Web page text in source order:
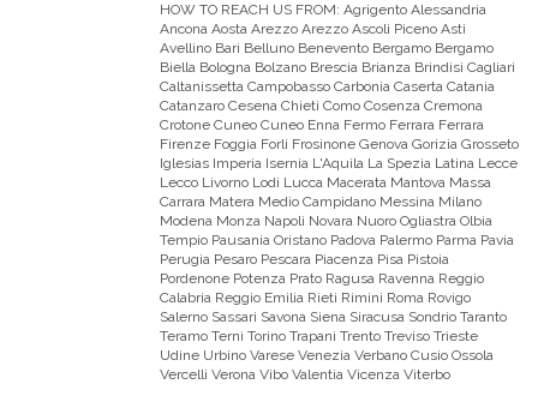
HOW TO REACH US FROM: Agrigento Alessandria
Ancona Aosta Arezzo Arezzo Ascoli Piceno Asti
Avellino Bari Belluno Benevento Bergamo Bergamo
Biella Bologna Bolzano Brescia Brianza Brindisi Cagliari
Caltanissetta Campobasso Carbonia Caserta Catania
Catanzaro Cesena Chieti Como Cosenza Cremona
Crotone Cuneo Cuneo Enna Fermo Ferrara Ferrara
Firenze Foggia Forli Frosinone Genova Gorizia Grosseto
Iglesias Imperia Isernia L'Aquila La Spezia Latina Lecce
Lecco Livorno Lodi Lucca Macerata Mantova Massa
Carrara Matera Medio Campidano Messina Milano
Modena Monza Napoli Novara Nuoro Ogliastra Olbia
Tempio Pausania Oristano Padova Palermo Parma Pavia
Perugia Pesaro Pescara Piacenza Pisa Pistoia
Pordenone Potenza Prato Ragusa Ravenna Reggio
Calabria Reggio Emilia Rieti Rimini Roma Rovigo
Salerno Sassari Savona Siena Siracusa Sondrio Taranto
Teramo Terni Torino Trapani Trento Treviso Trieste
Udine Urbino Varese Venezia Verbano Cusio Ossola
Vercelli Verona Vibo Valentia Vicenza Viterbo